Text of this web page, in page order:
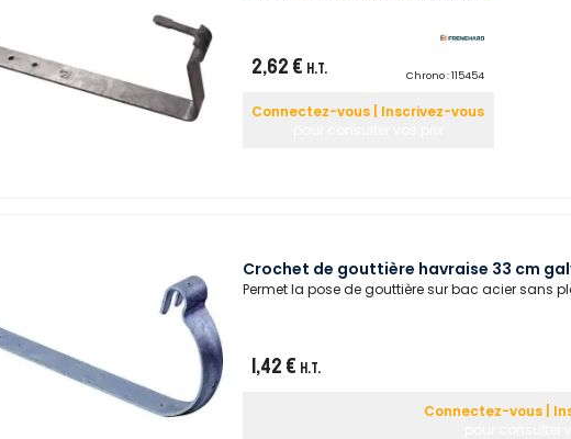
2,62 € H.T. Chrono :115454
Connectez-vous | Inscrivez-vous
Crochet de gouttière havraise 33 cm
Permet la pose de gouttière sur bac acier sans
1,42 € H.T.
Connectez-vous |